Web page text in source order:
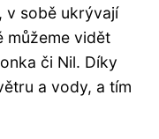
v sobě ukrývají
můžeme vidět
či Nil. Díky
a vody, a tím